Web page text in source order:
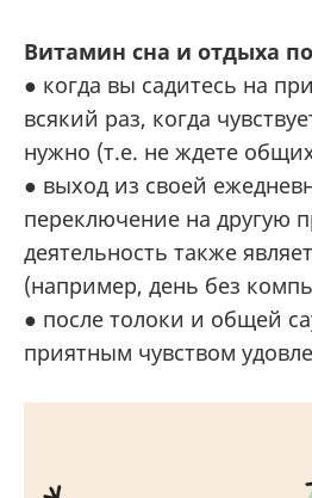
Витамин сна и отдыха
● когда вы садитесь на
всякий раз, когда
нужно (т.е. не ждете
● выход из своей
переключение на другую
деятельность также
(например, день без
● после толоки и общей
приятным чувством